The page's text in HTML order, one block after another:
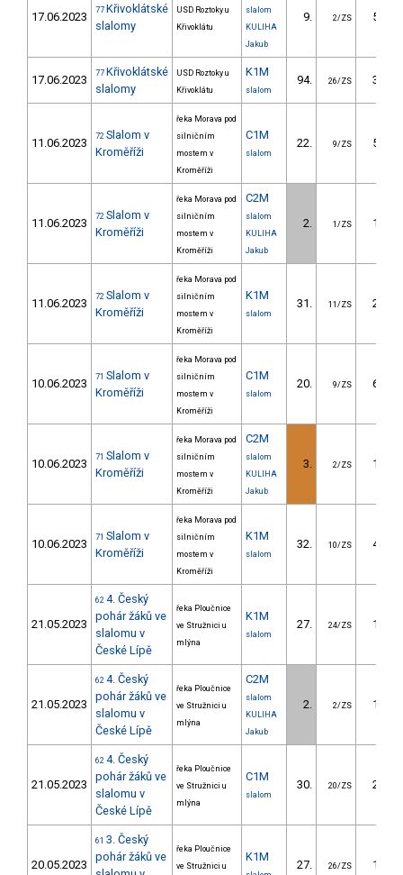
17.06.2023 77 Křivoklátské
slalomy
USD Roztoky u
Křivoklátu
slalom
KULIHA
Jakub
9. 2/ZS 50.61
17.06.2023 77 Křivoklátské
slalomy
USD Roztoky u
Křivoklátu
K1M
slalom
94. 26/ZS 34.34
11.06.2023 72 Slalom v
Kroměříži
řeka Morava pod
silničním
mostem v
Kroměříži
C1M
slalom
22. 9/ZS 57.50
11.06.2023 72 Slalom v
Kroměříži
řeka Morava pod
silničním
mostem v
Kroměříži
C2M
slalom
KULIHA
Jakub
2. 1/ZS 19.30
11.06.2023 72 Slalom v
Kroměříži
řeka Morava pod
silničním
mostem v
Kroměříži
K1M
slalom
31. 11/ZS 29.00
10.06.2023 71 Slalom v
Kroměříži
řeka Morava pod
silničním
mostem v
Kroměříži
C1M
slalom
20. 9/ZS 63.60
10.06.2023 71 Slalom v
Kroměříži
řeka Morava pod
silničním
mostem v
Kroměříži
C2M
slalom
KULIHA
Jakub
3. 2/ZS 17.70
10.06.2023 71 Slalom v
Kroměříži
řeka Morava pod
silničním
mostem v
Kroměříži
K1M
slalom
32. 10/ZS 44.20
21.05.2023
62 4. Český
pohár žáků ve
slalomu v
České Lípě
řeka Ploučnice
ve Stružnici u
mlýna
K1M
slalom
27. 24/ZS 16.86
21.05.2023
62 4. Český
pohár žáků ve
slalomu v
České Lípě
řeka Ploučnice
ve Stružnici u
mlýna
C2M
slalom
KULIHA
Jakub
2. 2/ZS 13.18
21.05.2023
62 4. Český
pohár žáků ve
slalomu v
České Lípě
řeka Ploučnice
ve Stružnici u
mlýna
C1M
slalom
30. 20/ZS 25.38
20.05.2023
61 3. Český
pohár žáků ve
řeka Ploučnice
ve Stružnici u
K1M
27. 26/ZS 16.47